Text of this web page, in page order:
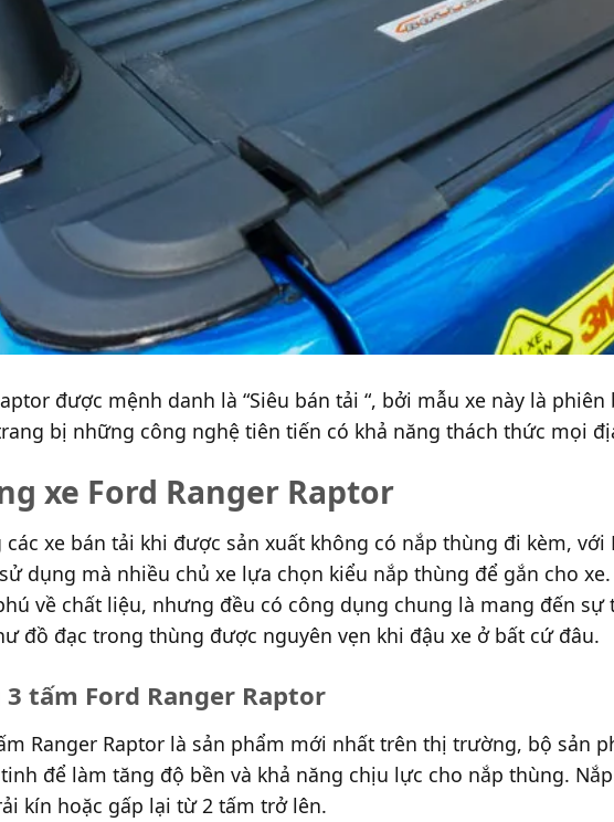
được mệnh danh là “Siêu bán tải “, bởi mẫu xe này là
bị những công nghệ tiên tiến có khả năng thách thức mọi
xe Ford Ranger Raptor
xe bán tải khi được sản xuất không có nắp thùng đi kèm,
dụng mà nhiều chủ xe lựa chọn kiểu nắp thùng để gắn cho
về chất liệu, nhưng đều có công dụng chung là mang đến
đồ đạc trong thùng được nguyên vẹn khi đậu xe ở bất cứ đâu.
tấm Ford Ranger Raptor
Ranger Raptor là sản phẩm mới nhất trên thị trường, bộ sản
để làm tăng độ bền và khả năng chịu lực cho nắp thùng.
kín hoặc gấp lại từ 2 tấm trở lên.